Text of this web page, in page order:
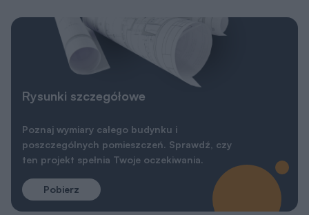
Rysunki szczegółowe
Poznaj wymiary całego budynku i
poszczególnych pomieszczeń. Sprawdź, czy
ten projekt spełnia Twoje oczekiwania.
Pobierz